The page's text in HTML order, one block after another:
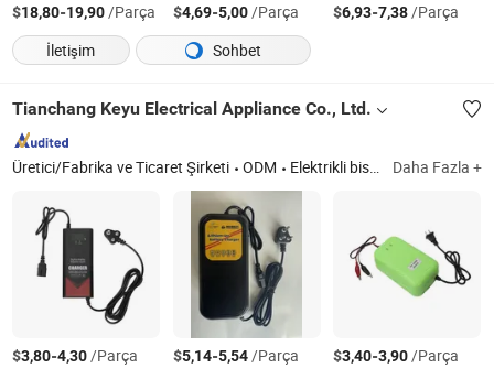
$18,80-19,90/Parça $4,69-5,00/Parça $6,93-7,38/Parça
İletişim
Sohbet
Tianchang Keyu Electrical Appliance Co., Ltd.
Üretici/Fabrika ve Ticaret Şirketi ODM Elektrikli bisiklet şarj cihazı Daha Fazla +
$3,80-4,30/Parça $5,14-5,54/Parça $3,40-3,90/Parça